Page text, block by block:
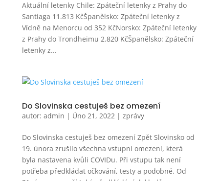
Aktuální letenky Chile: Zpáteční letenky z Prahy do
Santiaga 11.813 KčŠpanělsko: Zpáteční letenky z
Vídně na Menorcu od 352 KčNorsko: Zpáteční letenky
z Prahy do Trondheimu 2.820 KčŠpanělsko: Zpáteční
letenky z...
Do Slovinska cestuješ bez omezení
autor: admin | Úno 21, 2022| zprávy
Do Slovinska cestuješ bez omezení Zpět Slovinsko od
19. února zrušilo všechna vstupní omezení, která
byla nastavena kvůli COVIDu. Při vstupu tak není
potřeba předkládat očkování, testy a podobné. Od